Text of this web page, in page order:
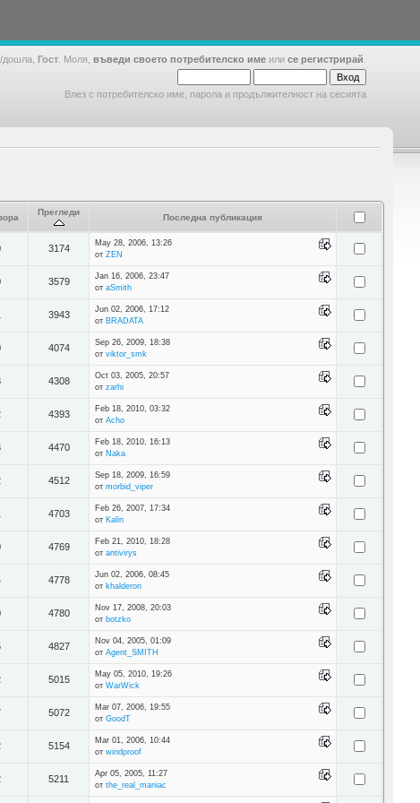
Гост . Моля, въведи своето потребителско име или се регистрирай
Влез с потребителско име, парола и продължителност на сесията
Прегледи
Последна публикация
3174
May 28, 2006, 13:26
от ZEN
3579
Jan 16, 2006, 23:47
от aSmith
3943
Jun 02, 2006, 17:12
от BRADATA
4074
Sep 26, 2009, 18:38
от viktor_smk
4308
Oct 03, 2005, 20:57
от zarhi
4393
Feb 18, 2010, 03:32
от Acho
4470
Feb 18, 2010, 16:13
от Naka
4512
Sep 18, 2009, 16:59
от morbid_viper
4703
Feb 26, 2007, 17:34
от Kalin
4769
Feb 21, 2010, 18:28
от antivirys
4778
Jun 02, 2006, 08:45
от khalderon
4780
Nov 17, 2008, 20:03
от botzko
4827
Nov 04, 2005, 01:09
от Agent_SMITH
5015
May 05, 2010, 19:26
от WarWick
5072
Mar 07, 2006, 19:55
от GoodT
5154
Mar 01, 2006, 10:44
от windproof
5211
Apr 05, 2005, 11:27
от the_real_maniac